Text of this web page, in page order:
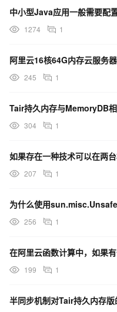
中小型Java应用一般需要配
1274 1
阿里云16核64G内存云服务
245 1
Tair持久内存与MemoryDB
304 1
207 1
为什么使用
256 1
199 1
半同步机制对Tair持久内存版